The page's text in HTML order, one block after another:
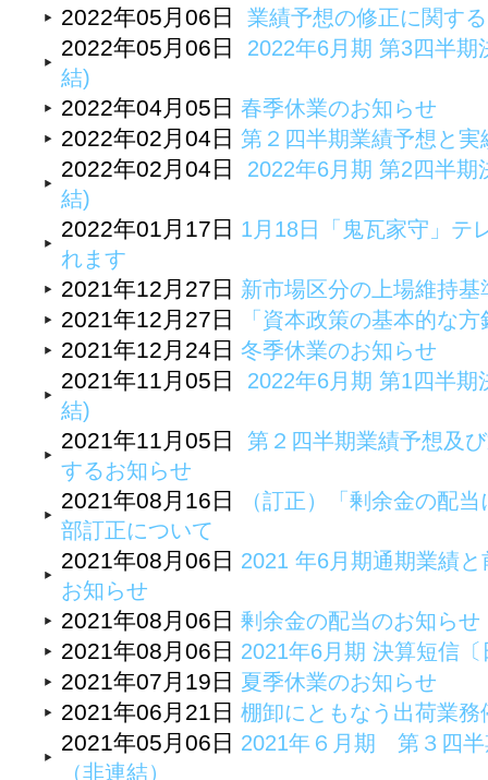
2022年05月06日 業績予想の修正に関す
2022年05月06日 2022年6月期 第3四半
結)
2022年04月05日 春季休業のお知らせ
2022年02月04日 第２四半期業績予想と実
2022年02月04日 2022年6月期 第2四半
結)
2022年01月17日 1月18日「鬼瓦家守」テ
れます
2021年12月27日 新市場区分の上場維持
2021年12月27日 「資本政策の基本的な
2021年12月24日 冬季休業のお知らせ
2021年11月05日 2022年6月期 第1四半
結)
2021年11月05日
第２四半期業績予想及
するお知らせ
2021年08月16日
（訂正）「剰余金の配
部訂正について
2021年08月06日 2021 年6月期通期業績
お知らせ
2021年08月06日 剰余金の配当のお知らせ
2021年08月06日 2021年6月期 決算短信
2021年07月19日 夏季休業のお知らせ
2021年06月21日 棚卸にともなう出荷業務
2021年05月06日 2021年６月期 第３四半
（非連結）